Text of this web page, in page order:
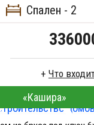
Спален - 2
Профилированный брус
Стропила, балки
«Кашира»